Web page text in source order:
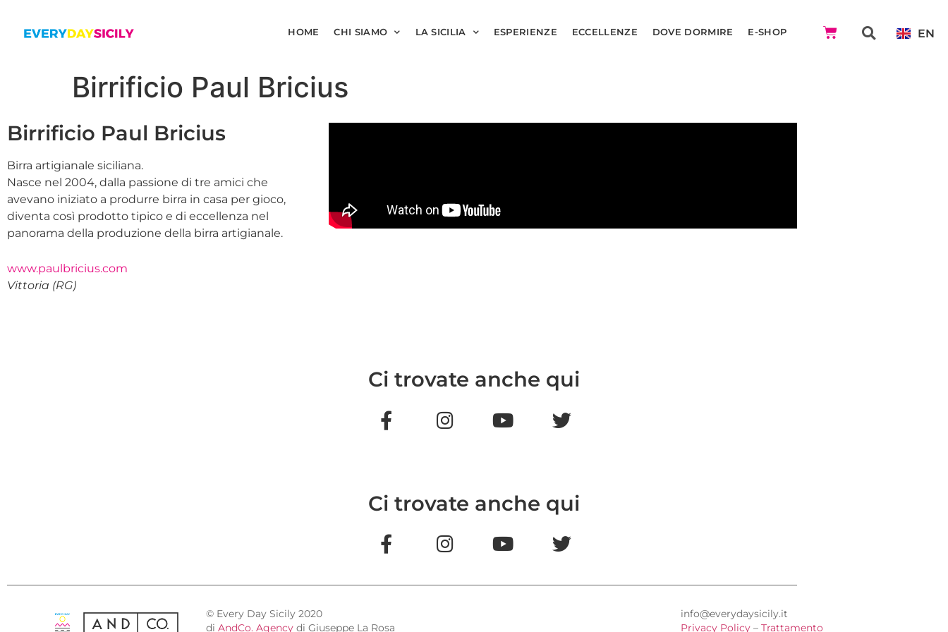
HOME CHI SIAMO LA SICILIA ESPERIENZE ECCELLENZE DOVE DORMIRE E-SHOP EN
Birrificio Paul Bricius
Birrificio Paul Bricius
Birra artigianale siciliana.
Nasce nel 2004, dalla passione di tre amici che
avevano iniziato a produrre birra in casa per gioco,
diventa così prodotto tipico e di eccellenza nel
panorama della produzione della birra artigianale.
www.paulbricius.com
Vittoria (RG)
Ci trovate anche qui
Ci trovate anche qui
© Every Day Sicily 2020
diAndCo. Agency di Giuseppe La Rosa
info@everydaysicily.it
Privacy Policy –Trattamento